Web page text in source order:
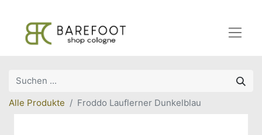
Alle Produkte Froddo Lauflerner Dunkelblau